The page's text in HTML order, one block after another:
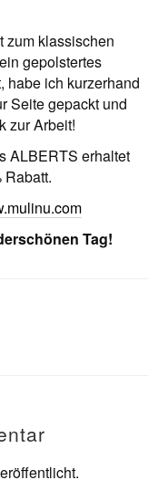
zum klassischen
gepolstertes
habe ich kurzerhand
Seite gepackt und
zur Arbeit!
ALBERTS erhaltet
Rabatt.
Tag!